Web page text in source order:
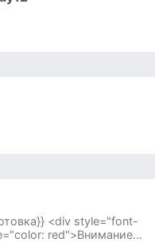
<div style="font-
red">Внимание!